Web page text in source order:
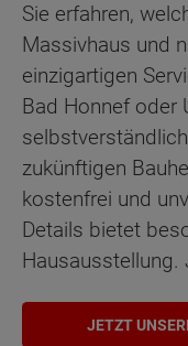
Sie erfahren,
Massivhaus und
einzigartigen
Bad Honnef oder
zukünftigen
kostenfrei und
Details bietet
Hausausstellung.
JETZT